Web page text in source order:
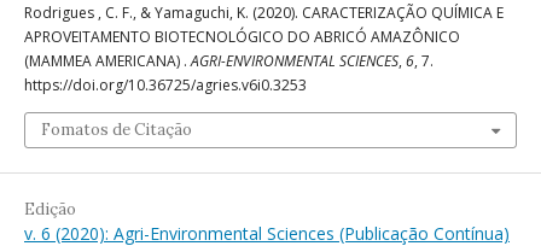
Rodrigues , C. F., & Yamaguchi, K. (2020). CARACTERIZAÇÃO QUÍMICA E
APROVEITAMENTO BIOTECNOLÓGICO DO ABRICÓ AMAZÔNICO
(MAMMEA AMERICANA) .AGRI-ENVIRONMENTAL SCIENCES, 6, 7.
https://doi.org/10.36725/agries.v6i0.3253
Fomatos de Citação
Edição
v. 6 (2020): Agri-Environmental Sciences (Publicação Contínua)